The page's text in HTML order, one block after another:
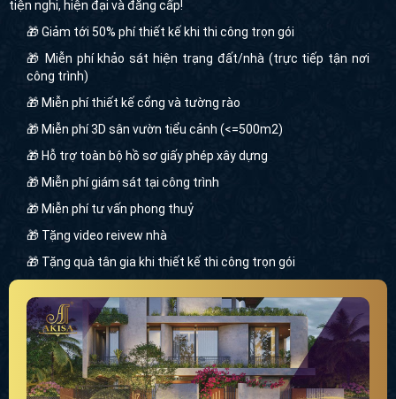
tượng nổi bật cả khu phố.Diện tích mặt tiền được nhân
đôi sẽ giúp các kiến trúc sư thỏa sức sáng tạo và triển
khai các ý tưởng thiết kế độc đáo, sáng tạo tăng vẻ đẹp
thẩm mỹ cho ngôi biệt thự đồng thời thể hiện phong
cách và gu thẩm mỹ đẳng cấp của gia chủ.
Biệt thự 2 mặt tiền phù hợp với nhiều phong cách kiến
trúc từ cổ điển, tân cổ điển đến hiện đại, kết hợp với
nhiều loại hình mái linh hoạt tạo nên vẻ đẹp đa dạng, ấn
tượng, đáp ứng mọi mong muốn của gia chủ.
tiện nghi, hiện đại và đẳng cấp!
🎁 Giảm tới 50% phí thiết kế khi thi công trọn gói
🎁 Miễn phí khảo sát hiện trạng đất/nhà (trực tiếp tận nơi
công trình)
🎁 Miễn phí thiết kế cổng và tường rào
🎁 Miễn phí 3D sân vườn tiểu cảnh (<=500m2)
🎁 Hỗ trợ toàn bộ hồ sơ giấy phép xây dựng
🎁 Miễn phí giám sát tại công trình
🎁 Miễn phí tư vấn phong thuỷ
🎁 Tặng video reivew nhà
🎁 Tặng quà tân gia khi thiết kế thi công trọn gói